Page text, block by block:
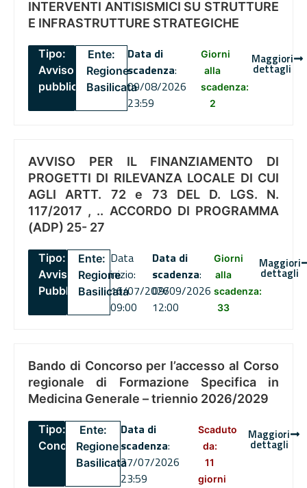
INTERVENTI ANTISISMICI SU STRUTTURE
E INFRASTRUTTURE STRATEGICHE
Tipo:
Avviso
pubblico
Ente:
Regione
Basilicata
Data di
scadenza:
09/08/2026
23:59
Giorni
alla
scadenza:
2
Maggiori
dettagli
AVVISO PER IL FINANZIAMENTO DI
PROGETTI DI RILEVANZA LOCALE DI CUI
AGLI ARTT. 72 e 73 DEL D. LGS. N.
117/2017 , .. ACCORDO DI PROGRAMMA
(ADP) 25- 27
Tipo:
Avviso
Pubblico
Ente:
Regione
Basilicata
Data
inizio:
16/07/2026
09:00
Data di
scadenza:
09/09/2026
12:00
Giorni
alla
scadenza:
33
Maggiori
dettagli
Bando di Concorso per l’accesso al Corso
regionale di Formazione Specifica in
Medicina Generale – triennio 2026/2029
Tipo:
Concorsi
Ente:
Regione
Basilicata
Data di
scadenza:
27/07/2026
23:59
Scaduto
da:
11
giorni
Maggiori
dettagli